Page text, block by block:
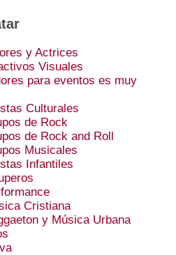
y Actrices
Visuales
para eventos es muy
Culturales
de Rock
de Rock and Roll
Musicales
Infantiles
Cristiana
y Música Urbana